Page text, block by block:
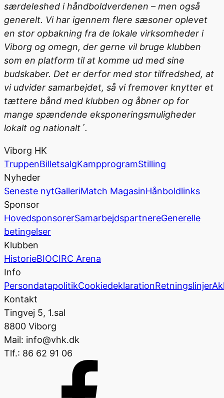
særdeleshed i håndboldverdenen – men også
generelt. Vi har igennem flere sæsoner oplevet
en stor opbakning fra de lokale virksomheder i
Viborg og omegn, der gerne vil bruge klubben
som en platform til at komme ud med sine
budskaber. Det er derfor med stor tilfredshed, at
vi udvider samarbejdet, så vi fremover knytter et
tættere bånd med klubben og åbner op for
mange spændende eksponeringsmuligheder
lokalt og nationalt´.
Viborg HK
TruppenBilletsalgKampprogramStilling
Nyheder
Seneste nytGalleriMatch MagasinHånboldlinks
Sponsor
HovedsponsorerSamarbejdspartnereGenerelle
betingelser
Klubben
HistorieBIOCIRC Arena
Info
PersondatapolitikCookiedeklarationRetningslinjer
Kontakt
Tingvej 5, 1.sal
8800 Viborg
Mail: info@vhk.dk
Tlf.: 86 62 91 06